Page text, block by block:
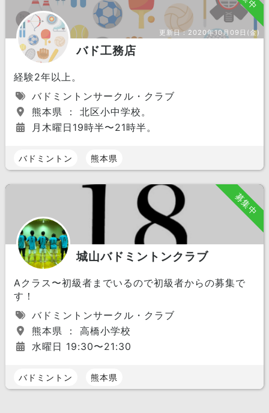
更新日： 2020年10月09日(金)
バド工務店
経験2年以上。
バドミントンサークル・クラブ
熊本県 ： 北区小中学校。
月木曜日19時半〜21時半。
バドミントン 熊本県
募集中
城山バドミントンクラブ
Aクラス〜初級者までいるので初級者からの募集で
す！
バドミントンサークル・クラブ
熊本県 ： 高橋小学校
水曜日 19:30〜21:30
バドミントン 熊本県